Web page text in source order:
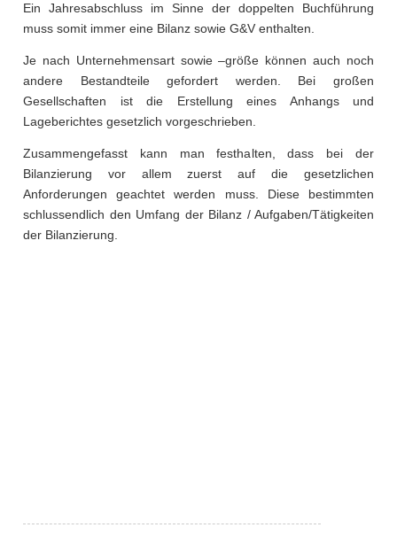
Ein Jahresabschluss im Sinne der doppelten Buchführung
muss somit immer eine Bilanz sowie G&V enthalten.
Je nach Unternehmensart sowie –größe können auch noch
andere Bestandteile gefordert werden. Bei großen
Gesellschaften ist die Erstellung eines Anhangs und
Lageberichtes gesetzlich vorgeschrieben.
Zusammengefasst kann man festhalten, dass bei der
Bilanzierung vor allem zuerst auf die gesetzlichen
Anforderungen geachtet werden muss. Diese bestimmten
schlussendlich den Umfang der Bilanz / Aufgaben/Tätigkeiten
der Bilanzierung.